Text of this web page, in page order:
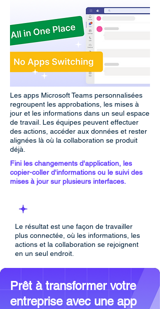
Les apps Microsoft Teams personnalisées
regroupent les approbations, les mises à
jour et les informations dans un seul espace
de travail. Les équipes peuvent effectuer
des actions, accéder aux données et rester
alignées là où la collaboration se produit
déjà.
Fini les changements d'application, les
copier-coller d'informations ou le suivi des
mises à jour sur plusieurs interfaces.
Le résultat est une façon de travailler
plus connectée, où les informations, les
actions et la collaboration se rejoignent
en un seul endroit.
Prêt à transformer votre
entreprise avec une app